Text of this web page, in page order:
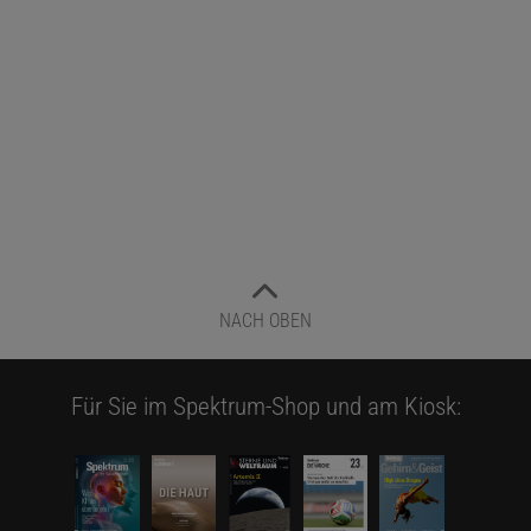
Organismen, die von einem gemeinsamen Vorfahren abstammen.
Gregor Mendelwissen wir, dass dies nicht nur für
Menschen gilt. Nicht »das Blut« der Vorfahren trägt die
es. Die Zusammensetzung der Erbanlagen, die »Buchstabenfolge«
Dieser wiederum bestimmt die äußere Erscheinungsform des
Organismus, den
Phänotyp
NACH OBEN
Für Sie im Spektrum-Shop und am Kiosk: